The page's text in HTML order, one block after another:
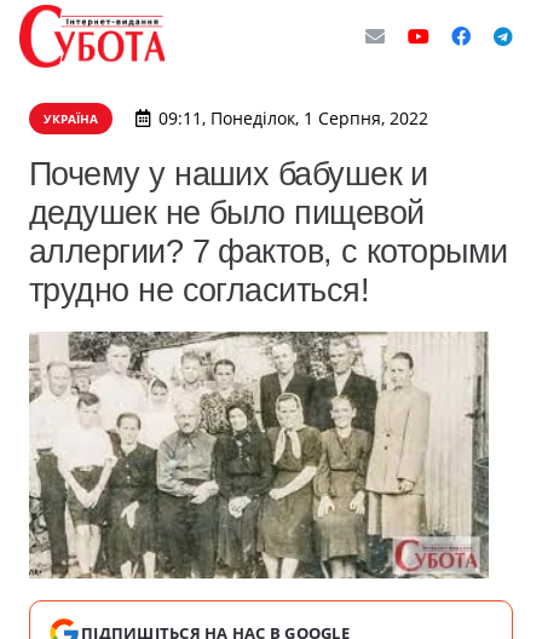
УКРАЇНА 09:11, Понеділок, 1 Серпня, 2022
Почему у наших бабушек и
дедушек не было пищевой
аллергии? 7 фактов, с которыми
трудно не согласиться!
ПІДПИШІТЬСЯ НА НАС В GOOGLE